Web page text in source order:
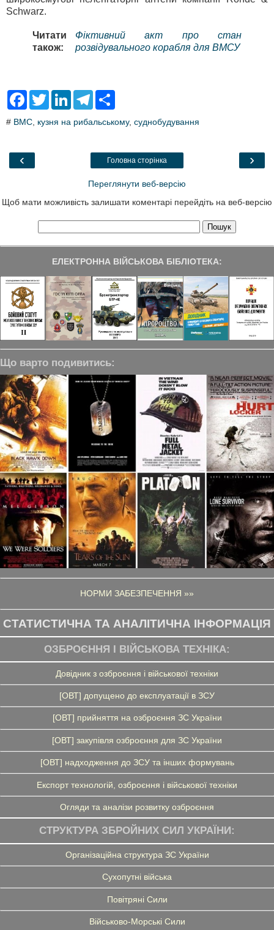
Schwarz.
Читати
також:
Фіктивний акт про стан
розвідувального корабля для ВМСУ
F
e
o
T
t
L
k
T
e
a
r
# ВМС кузня на рибальському, суднобудування
‹ ›
Головна сторінка
Переглянути веб-версію
Щоб мати можливість залишати коментарі перейдіть на веб-версію
ЕЛЕКТРОННА ВІЙСЬКОВА БІБЛІОТЕКА:
Що варто подивитись:
НОРМИ ЗАБЕЗПЕЧЕННЯ »»
СТАТИСТИЧНА ТА АНАЛІТИЧНА ІНФОРМАЦІЯ
ОЗБРОЄННЯ І ВІЙСЬКОВА ТЕХНІКА:
Довідник з озброєння і військової техніки
[ОВТ] допущено до експлуатації в ЗСУ
[ОВТ] прийняття на озброєння ЗС України
[ОВТ] закупівля озброєння для ЗС України
[ОВТ] надходження до ЗСУ та інших формувань
Експорт технологій, озброєння і військової техніки
Огляди та аналізи розвитку озброєння
СТРУКТУРА ЗБРОЙНИХ СИЛ УКРАЇНИ:
Організаційна структура ЗС України
Сухопутні війська
Повітряні Сили
Військово-Морські Сили